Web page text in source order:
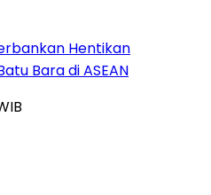
Hentikan
Bara di ASEAN